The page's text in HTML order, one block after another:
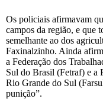
Os policiais afirmavam
campos da região, e que
semelhante ao dos
Faxinalzinho. Ainda
a Federação dos
Sul do Brasil (Fetraf) e a
Rio Grande do Sul
punição”.